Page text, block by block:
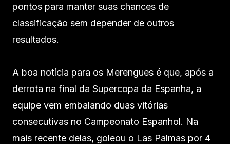
pontos para manter suas chances de
classificação sem depender de outros
resultados.
A boa notícia para os Merengues é que, após a
derrota na final da Supercopa da Espanha, a
equipe vem embalando duas vitórias
consecutivas no Campeonato Espanhol. Na
mais recente delas, goleou o Las Palmas por 4